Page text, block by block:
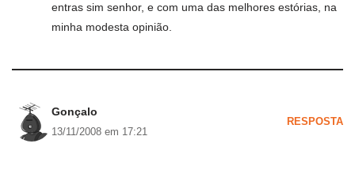
entras sim senhor, e com uma das melhores estórias, na
minha modesta opinião.
Gonçalo
13/11/2008 em 17:21
RESPOSTA